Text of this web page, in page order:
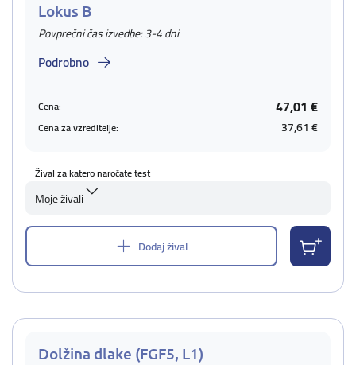
Lokus B
Povprečni čas izvedbe: 3-4 dni
Podrobno
Cena: 47,01 €
Cena za vzreditelje: 37,61 €
Žival za katero naročate test
Moje živali
Dodaj žival
Dolžina dlake (FGF5, L1)